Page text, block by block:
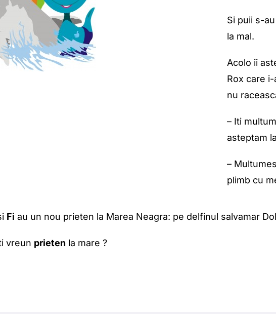
Si puii s-
la mal.
Acolo ii
Rox care
nu
– Iti
asteptam
–
plimb cu
Fi au un nou prieten la Marea Neagra: pe delfinul salvamar
vreun prieten la mare ?